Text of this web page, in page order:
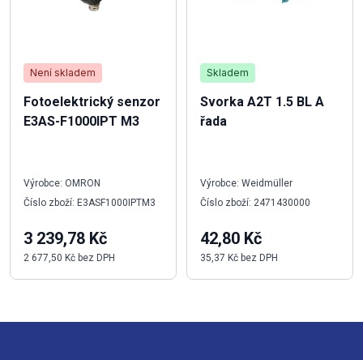
Není skladem
Fotoelektrický senzor
E3AS-F1000IPT M3
Výrobce: OMRON
Číslo zboží: E3ASF1000IPTM3
3 239,78 Kč
2 677,50 Kč bez DPH
Skladem
Svorka A2T 1.5 BL A
řada
Výrobce: Weidmüller
Číslo zboží: 2471430000
42,80 Kč
35,37 Kč bez DPH